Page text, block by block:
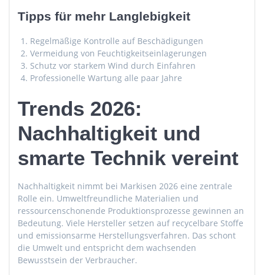
Tipps für mehr Langlebigkeit
Regelmäßige Kontrolle auf Beschädigungen
Vermeidung von Feuchtigkeitseinlagerungen
Schutz vor starkem Wind durch Einfahren
Professionelle Wartung alle paar Jahre
Trends 2026:
Nachhaltigkeit und
smarte Technik vereint
Nachhaltigkeit nimmt bei Markisen 2026 eine zentrale
Rolle ein. Umweltfreundliche Materialien und
ressourcenschonende Produktionsprozesse gewinnen an
Bedeutung. Viele Hersteller setzen auf recycelbare Stoffe
und emissionsarme Herstellungsverfahren. Das schont
die Umwelt und entspricht dem wachsenden
Bewusstsein der Verbraucher.